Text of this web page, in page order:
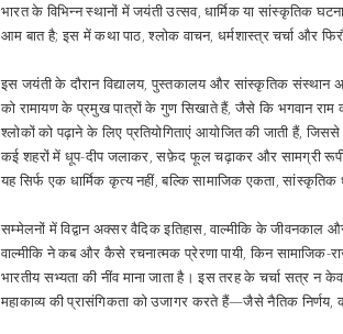
भारत के विभिन्न स्थानों मेंजयंती उत्सव,धार्मिक या सांस्कृतिक
आम बात है; इस में कथा पाठ, श्लोक वाचन, धर्मशास्त्र चर्चा और
इस जयंती के दौरान विद्यालय, पुस्तकालय और सांस्कृतिक संस्थान
को रामायण के प्रमुख पात्रों के गुण सिखाते हैं, जैसे कि भगवान राम
श्लोकों को पढ़ाने के लिए प्रतियोगिताएं आयोजित की जाती हैं,
कई शहरों में धूप-दीप जलाकर, सफ़ेद फूल चढ़ाकर और सामग्री रूपी
यह सिर्फ एक धार्मिक कृत्य नहीं, बल्कि सामाजिक एकता,
सम्मेलनों में विद्वान अक्सर वैदिक इतिहास, वाल्मीकि के
वाल्मीकि ने कब और कैसे रचनात्मक प्रेरणा पायी, किन सामाजिक-
भारतीय सभ्यता की नींव माना जाता है। इस तरह के चर्चा सत्र न
महाकाव्य की प्रासंगिकता को उजागर करते हैं—जैसे नैतिक निर्णय,